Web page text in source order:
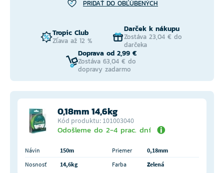
PRIDAŤ DO OBĽÚBENÝCH
Tropic Club
Zľava až 12 %
Darček k nákupu
Zostáva 23,04 € do
darčeka
Doprava od 2,99 €
Zostáva 63,04 € do
dopravy zadarmo
0,18mm 14,6kg
Kód produktu: 101003040
Odošleme do 2-4 prac. dní
Návin 150m Priemer
0,18mm
Nosnosť
14,6kg Farba Zelená